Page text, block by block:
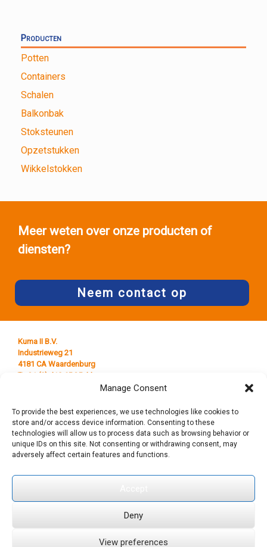
Manage Consent
To provide the best experiences, we use technologies like cookies to
store and/or access device information. Consenting to these
technologies will allow us to process data such as browsing behavior or
unique IDs on this site. Not consenting or withdrawing consent, may
adversely affect certain features and functions.
Deny
View preferences
Producten
Potten
Containers
Schalen
Balkonbak
Stoksteunen
Opzetstukken
Wikkelstokken
Meer weten over onze producten of
diensten?
Neem contact op
Kuma II B.V.
Industrieweg 21
4181 CA Waardenburg
T +31 (0) 418 65 25 44